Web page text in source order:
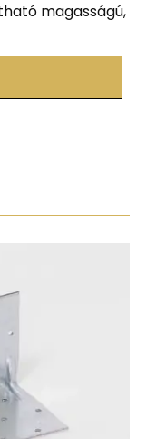
magasságú,